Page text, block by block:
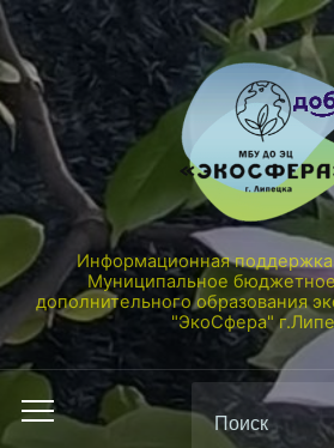
Информационная поддержка
Муниципальное
дополнительного образования
"ЭкоСфера"
Переключить
Поиск
по: